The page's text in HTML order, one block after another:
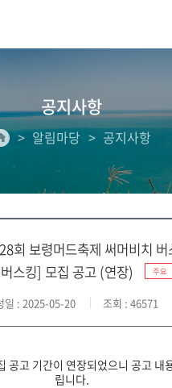
공지사항
알림마당 공지사항
회 보령머드축제 써머비치
스킹] 모집 공고 (연장)
주요
일 : 2025-05-20 조회 : 46571
공고 기간이 연장되었으니 공고 내
립니다.